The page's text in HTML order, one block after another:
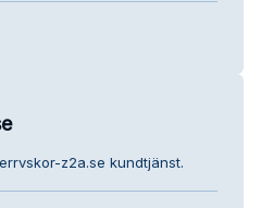
z2a.se kundtjänst.